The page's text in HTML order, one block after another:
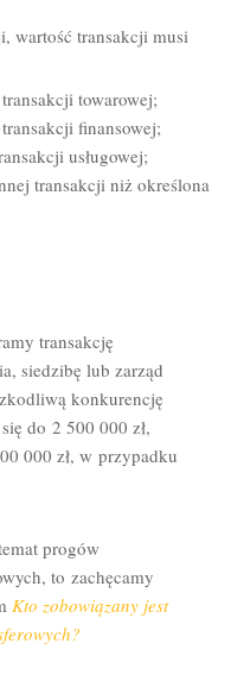
wartość transakcji musi
towarowej;
finansowej;
usługowej;
transakcji niż określona
transakcję
siedzibę lub zarząd
konkurencję
do 2 500 000 zł,
000 zł, w przypadku
progów
to zachęcamy
Kto zobowiązany jest